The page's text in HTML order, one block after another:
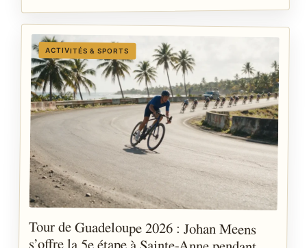
ACTIVITÉS & SPORTS
Tour de Guadeloupe 2026 : Johan Meens
s’offre la 5e étape à Sainte-Anne pendant